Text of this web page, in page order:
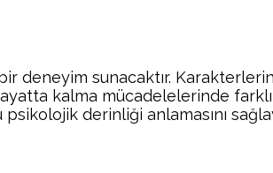
sunacaktır.
kalma mücadelelerinde
derinliği anlamasını